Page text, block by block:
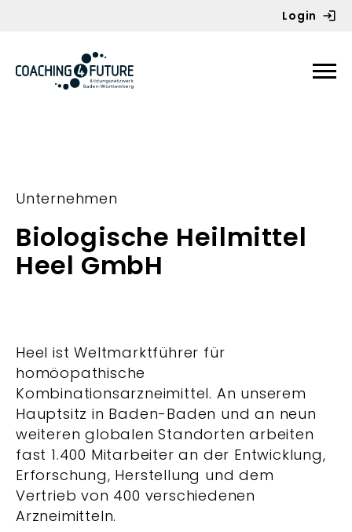
Login
Unternehmen
Biologische Heilmittel
Heel GmbH
Heel ist Weltmarktführer für
homöopathische
Kombinationsarzneimittel. An unserem
Hauptsitz in Baden-Baden und an neun
weiteren globalen Standorten arbeiten
fast 1.400 Mitarbeiter an der Entwicklung,
Erforschung, Herstellung und dem
Vertrieb von 400 verschiedenen
Arzneimitteln.